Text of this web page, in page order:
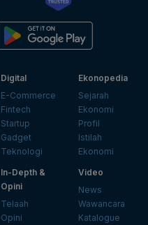
Digital
E-Commerce
Fintech
Startup
Gadget
Teknologi
Ekonopedia
Sejarah
Ekonomi
Profil
Istilah
Ekonomi
In-Depth &
Opini
Telaah
Opini
Video
News
Wawancara
Katalogue